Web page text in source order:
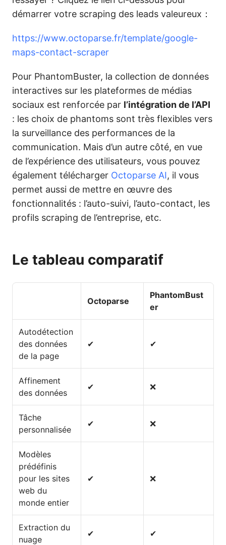
démarrer votre scraping des leads valeureux：
https://www.octoparse.fr/template/google-
maps-contact-scraper
Pour PhantomBuster, la collection de données
interactives sur les plateformes de médias
sociaux est renforcée par l’intégration de l’API
: les choix de phantoms sont très flexibles vers
la surveillance des performances de la
communication. Mais d’un autre côté, en vue
de l’expérience des utilisateurs, vous pouvez
également télécharger Octoparse AI, il vous
permet aussi de mettre en œuvre des
fonctionnalités : l’auto-suivi, l’auto-contact, les
profils scraping de l’entreprise, etc.
Le tableau comparatif
Octoparse
PhantomBust
er
Autodétection
des données
de la page
✔ ✔
Affinement
des données
✔ ❌
Tâche
personnalisée
✔ ❌
Modèles
prédéfinis
pour les sites
web du
monde entier
✔ ❌
Extraction du
nuage
✔ ✔